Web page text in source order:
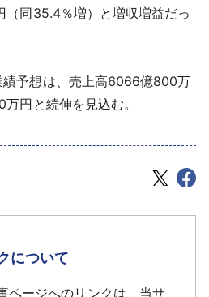
同35.4％増）と増収増益だっ
予想は、売上高6066億800万
円と続伸を見込む。
について
ページへのリンクは、当サ